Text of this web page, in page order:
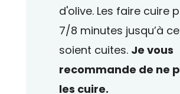
d'olive. Les faire cuire
7/8 minutes jusqu’à ce
soient cuites. Je vous
recommande de ne
les cuire.